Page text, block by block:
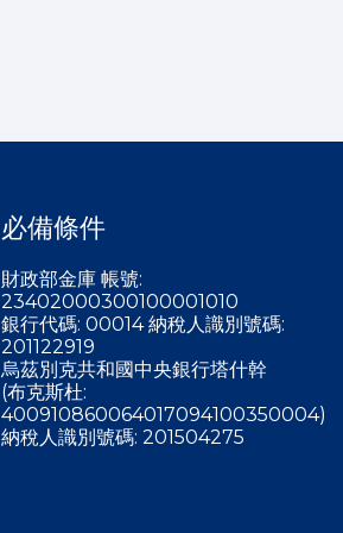
必備條件
財政部金庫 帳號:
23402000300100001010
銀行代碼: 00014 納稅人識別號碼:
201122919
烏茲別克共和國中央銀行塔什幹
(布克斯杜:
400910860064017094100350004)
納稅人識別號碼: 201504275